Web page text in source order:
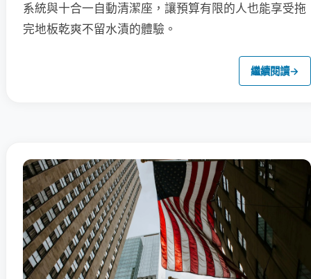
系統與十合一自動清潔座，讓預算有限的人也能享受拖
完地板乾爽不留水漬的體驗。
繼續閱讀→